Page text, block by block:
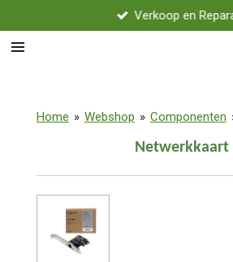
direct
naar
Verkoop en
Home » Webshop » Componenten
Netwerkkaart